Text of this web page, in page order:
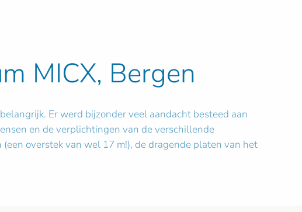
MICX, Bergen
Er werd bijzonder veel aandacht besteed aan
en de verplichtingen van de verschillende
overstek van wel 17 m!), de dragende platen van het